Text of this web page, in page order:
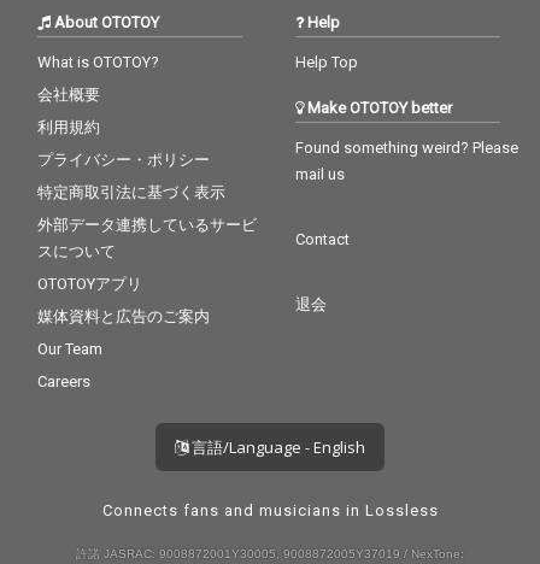
About OTOTOY
What is OTOTOY?
会社概要
利用規約
プライバシー・ポリシー
特定商取引法に基づく表示
外部データ連携しているサービ
スについて
OTOTOYアプリ
媒体資料と広告のご案内
Our Team
Careers
Help
Help Top
Make OTOTOY better
Found something weird? Please
mail us
Contact
退会
言語/Language - English
Connects fans and musicians in Lossless
許諾 JASRAC: 9008872001Y30005, 9008872005Y37019 / NexTone: